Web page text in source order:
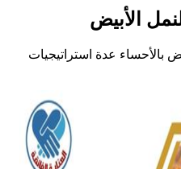
الأبيض
بالأحساء عدة استراتيجيات